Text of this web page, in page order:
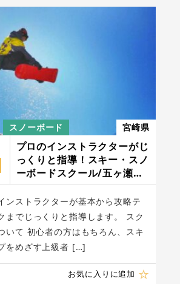
スノーボード 宮崎県
プロのインストラクターがじ
っくりと指導！スキー・スノ
ーボードスクール/五ヶ瀬ハ
イランドスキー場
ンストラクターが基本から攻略テ
までじっくりと指導します。 スク
いて 初心者の方はもちろん、スキ
をめざす上級者 […]
お気に入りに追加